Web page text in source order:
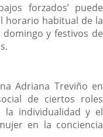
forzados’ puede
horario habitual de la
domingo y festivos de
Adriana Treviño en
de ciertos roles
la individualidad y el
en la conciencia